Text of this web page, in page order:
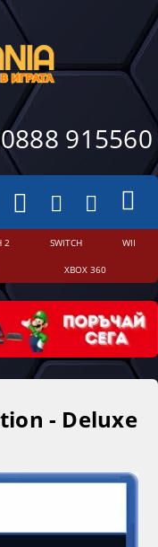
0888 915560
2 SWITCH WII
XBOX 360
- Deluxe